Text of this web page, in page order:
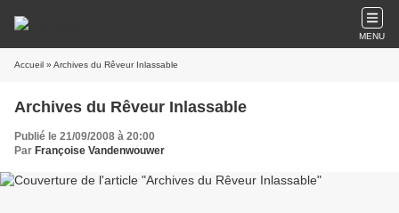
MENU
Accueil » Archives du Rêveur Inlassable
Archives du Rêveur Inlassable
Publié le 21/09/2008 à 20:00
Par Françoise Vandenwouwer